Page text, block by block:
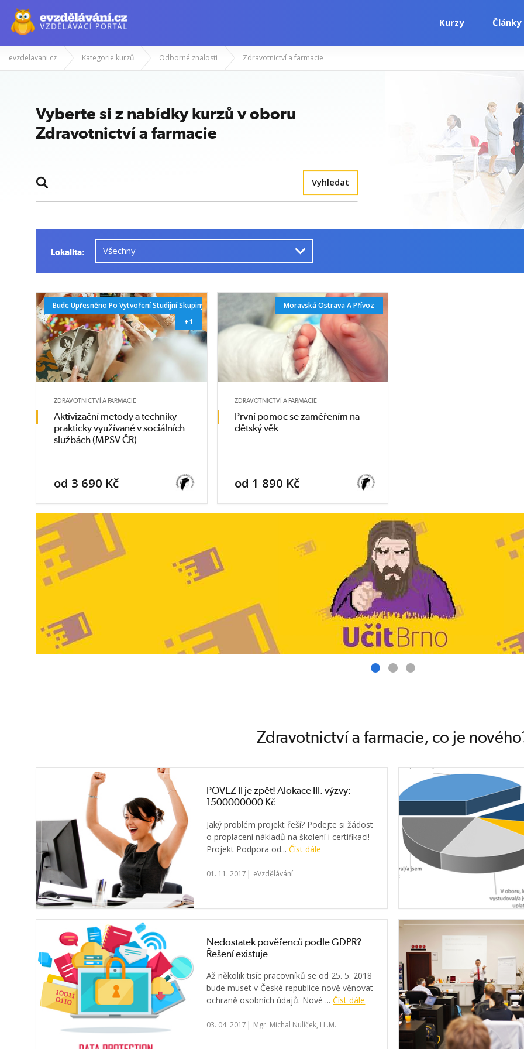
Kurzy Články
evzdelavani.cz Kategorie kurzů Odborné znalosti Zdravotnictví a farmacie
Vyberte si z nabídky kurzů v oboru
Zdravotnictví a farmacie
Vyhledat
Lokalita:
Bude Upřesněno Po Vytvoření Studijní Skupiny.
+1
ZDRAVOTNICTVÍ A FARMACIE
Aktivizační metody a techniky
prakticky využívané v sociálních
službách (MPSV ČR)
od 3 690 Kč
Moravská Ostrava A Přívoz
ZDRAVOTNICTVÍ A FARMACIE
První pomoc se zaměřením na
dětský věk
od 1 890 Kč
Zdravotnictví a farmacie, co je
POVEZ II je zpět! Alokace III. výzvy:
1500000000 Kč
Jaký problém projekt řeší? Podejte si žádost
o proplacení nákladů na školení i certifikaci!
Projekt Podpora od...Číst dále
01. 11. 2017 | eVzdělávání
Nedostatek pověřenců podle GDPR?
Řešení existuje
Až několik tisíc pracovníků se od 25. 5. 2018
bude muset v České republice nově věnovat
ochraně osobních údajů. Nové ...Číst dále
03. 04. 2017 | Mgr. Michal Nulíček, LL.M.